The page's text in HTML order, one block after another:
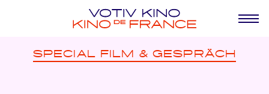
SPECIAL FILM & GESPRÄCH